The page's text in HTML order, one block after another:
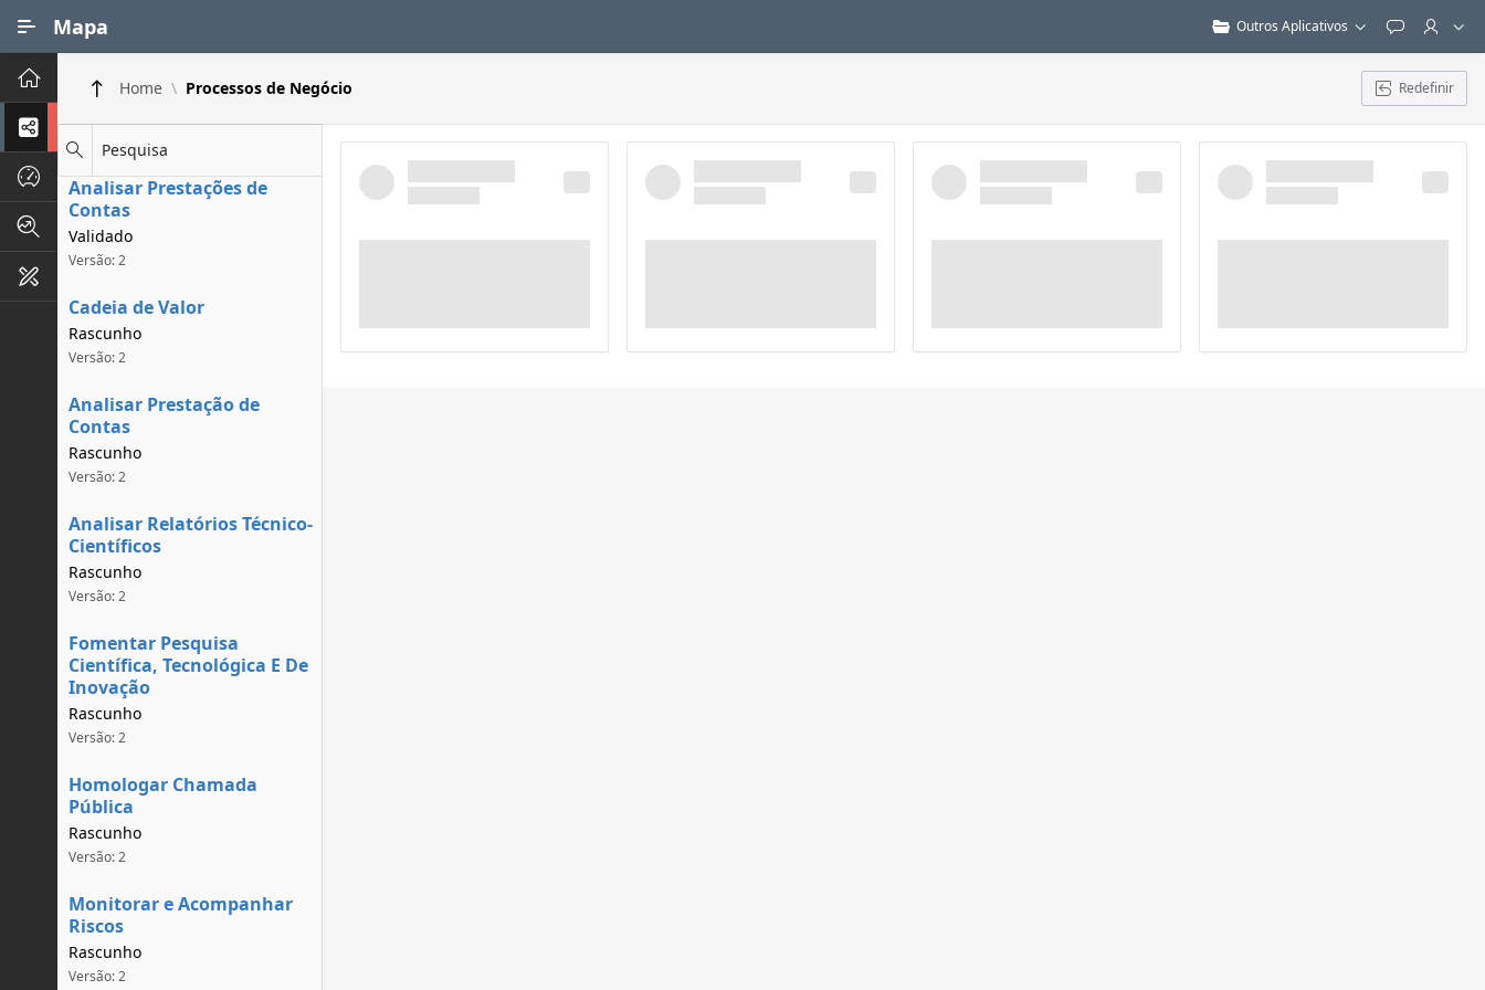
Mapa Outros Aplicativos Feedback
Processos de Negócios
Dados INPI
Home Processos de Negócio Redefinir
Pesquisa
Analisar Prestações de
Contas
Validado
Versão: 2
Cadeia de Valor
Rascunho
Versão: 2
Analisar Prestação de
Contas
Rascunho
Versão: 2
Analisar Relatórios Técnico-
Científicos
Rascunho
Versão: 2
Fomentar Pesquisa
Científica, Tecnológica E De
Inovação
Rascunho
Versão: 2
Homologar Chamada
Pública
Rascunho
Versão: 2
Monitorar e Acompanhar
Riscos
Rascunho
Versão: 2